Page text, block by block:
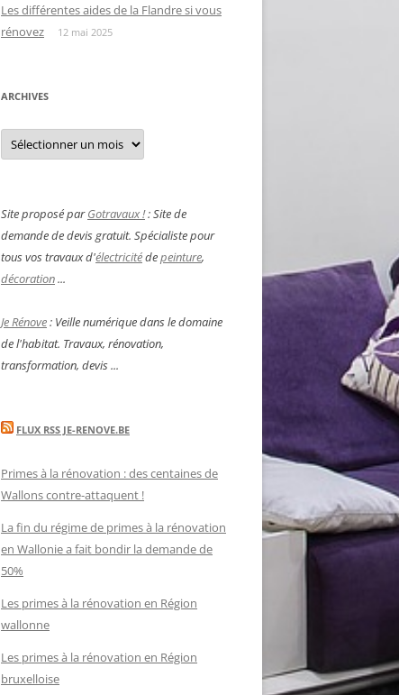
Les différentes aides de la Flandre si vous
rénovez
12 mai 2025
ARCHIVES
Archives
Site proposé parGotravaux !: Site de
demande de devis gratuit. Spécialiste pour
tous vos travaux d'électricitédepeinture,
décoration...
Je Rénove: Veille numérique dans le domaine
de l'habitat. Travaux, rénovation,
transformation, devis ...
FLUX RSS JE-RENOVE.BE
Primes à la rénovation : des centaines de
Wallons contre-attaquent !
La fin du régime de primes à la rénovation
en Wallonie a fait bondir la demande de
50%
Les primes à la rénovation en Région
wallonne
Les primes à la rénovation en Région
bruxelloise